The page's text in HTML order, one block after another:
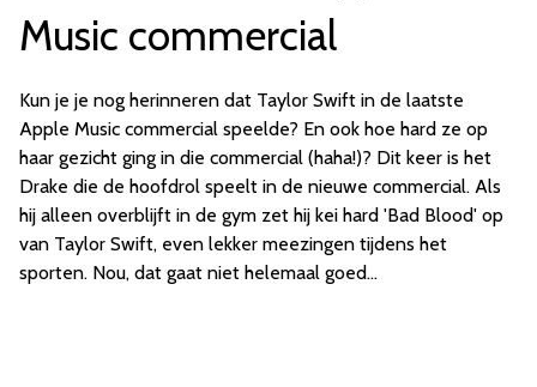
Music commercial
Kun je je nog herinneren dat Taylor Swift in de laatste
Apple Music commercial speelde? En ook hoe hard ze op
haar gezicht ging in die commercial (haha!)? Dit keer is het
Drake die de hoofdrol speelt in de nieuwe commercial. Als
hij alleen overblijft in de gym zet hij kei hard 'Bad Blood' op
van Taylor Swift, even lekker meezingen tijdens het
sporten. Nou, dat gaat niet helemaal goed...